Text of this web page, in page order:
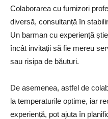
Colaborarea cu furnizori
diversă, consultanță în
Un barman cu experiență
încât invitații să fie mereu
sau risipa de băuturi.
De asemenea, astfel de
la temperaturile optime, iar
experiență, pot ajuta în